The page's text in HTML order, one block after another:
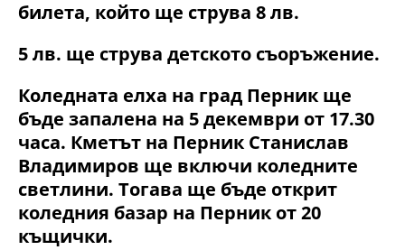
билета, който ще струва 8 лв.
5 лв. ще струва детското съоръжение.
Коледната елха на град Перник ще
бъде запалена на 5 декември от 17.30
часа. Кметът на Перник Станислав
Владимиров ще включи коледните
светлини. Тогава ще бъде открит
коледния базар на Перник от 20
къщички.